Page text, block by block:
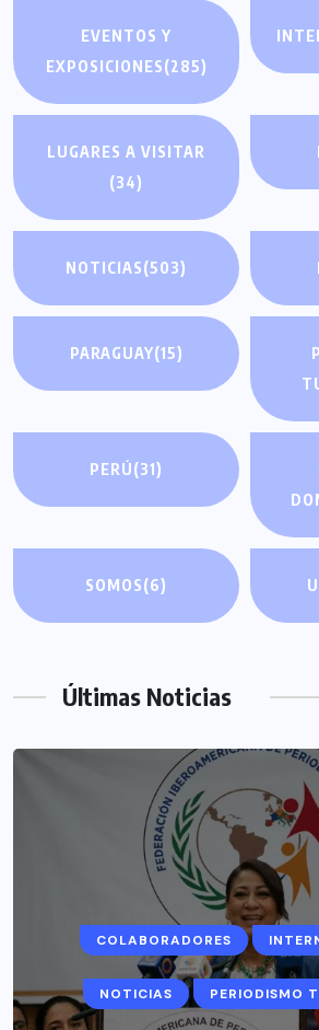
EVENTOS Y
EXPOSICIONES(285)
LUGARES A VISITAR
(34)
NOTICIAS(503)
PARAGUAY(15)
PERÚ(31)
SOMOS(6)
Últimas Noticias
COLABORADORES
NOTICIAS PERIODISMO